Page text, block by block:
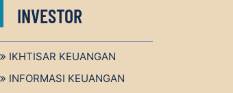
INVESTOR
IKHTISAR KEUANGAN
INFORMASI KEUANGAN